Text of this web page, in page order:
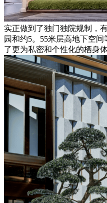
实正做到了独门独院规制，
园和约5。55米层高地下空
了更为私密和个性化的栖身体